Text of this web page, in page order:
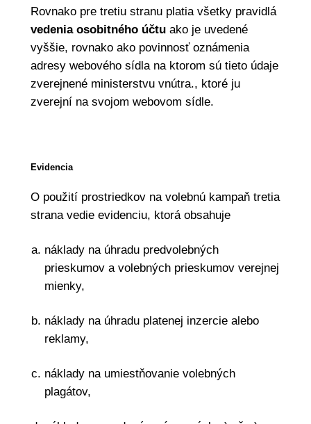
Rovnako pre tretiu stranu platia všetky pravidlá
vedenia osobitného účtuako je uvedené
vyššie, rovnako ako povinnosť oznámenia
adresy webového sídla na ktorom sú tieto údaje
zverejnené ministerstvu vnútra., ktoré ju
zverejní na svojom webovom sídle.
Evidencia
O použití prostriedkov na volebnú kampaň tretia
strana vedie evidenciu, ktorá obsahuje
náklady na úhradu predvolebných
prieskumov a volebných prieskumov verejnej
mienky,
náklady na úhradu platenej inzercie alebo
reklamy,
náklady na umiestňovanie volebných
plagátov,